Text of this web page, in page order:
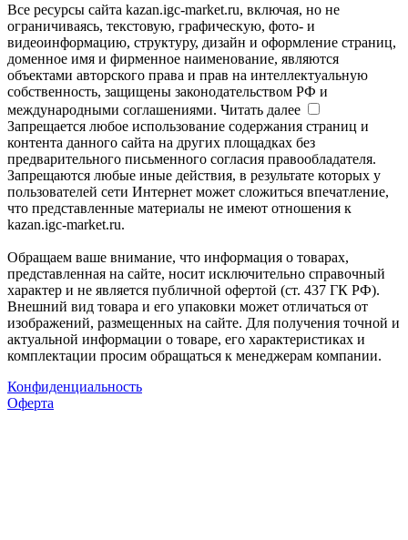
Все ресурсы сайта kazan.igc-market.ru, включая, но не
ограничиваясь, текстовую, графическую, фото- и
видеоинформацию, структуру, дизайн и оформление страниц,
доменное имя и фирменное наименование, являются
объектами авторского права и прав на интеллектуальную
собственность, защищены законодательством РФ и
международными соглашениями. Читать далее
Запрещается любое использование содержания страниц и
контента данного сайта на других площадках без
предварительного письменного согласия правообладателя.
Запрещаются любые иные действия, в результате которых у
пользователей сети Интернет может сложиться впечатление,
что представленные материалы не имеют отношения к
kazan.igc-market.ru.
Обращаем ваше внимание, что информация о товарах,
представленная на сайте, носит исключительно справочный
характер и не является публичной офертой (ст. 437 ГК РФ).
Внешний вид товара и его упаковки может отличаться от
изображений, размещенных на сайте. Для получения точной и
актуальной информации о товаре, его характеристиках и
комплектации просим обращаться к менеджерам компании.
Конфиденциальность
Оферта